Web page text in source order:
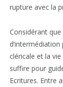
rupture avec la
Considérant que
cléricale et la
suffire pour
Ecritures. Entre